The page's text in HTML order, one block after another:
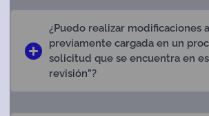
¿Puedo realizar modificaciones
previamente cargada en un
solicitud que se encuentra en
revisión”?